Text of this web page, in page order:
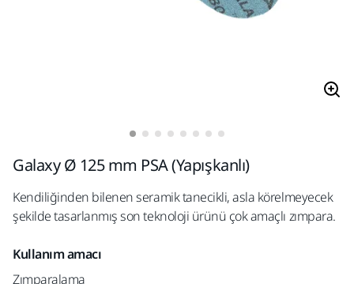
Galaxy Ø 125 mm PSA (Yapışkanlı)
Kendiliğinden bilenen seramik tanecikli, asla körelmeyecek
şekilde tasarlanmış son teknoloji ürünü çok amaçlı zımpara.
Kullanım amacı
Zımparalama